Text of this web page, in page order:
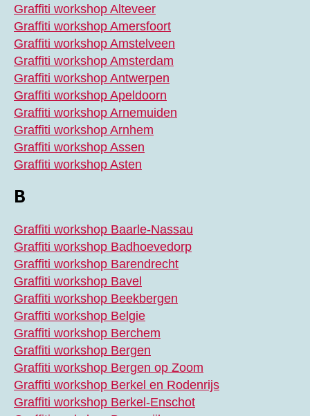
Graffiti workshop Alteveer
Graffiti workshop Amersfoort
Graffiti workshop Amstelveen
Graffiti workshop Amsterdam
Graffiti workshop Antwerpen
Graffiti workshop Apeldoorn
Graffiti workshop Arnemuiden
Graffiti workshop Arnhem
Graffiti workshop Assen
Graffiti workshop Asten
B
Graffiti workshop Baarle-Nassau
Graffiti workshop Badhoevedorp
Graffiti workshop Barendrecht
Graffiti workshop Bavel
Graffiti workshop Beekbergen
Graffiti workshop Belgie
Graffiti workshop Berchem
Graffiti workshop Bergen
Graffiti workshop Bergen op Zoom
Graffiti workshop Berkel en Rodenrijs
Graffiti workshop Berkel-Enschot